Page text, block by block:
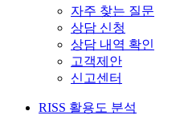
자주 찾는 질문
상담 신청
상담 내역 확인
고객제안
신고센터
RISS 활용도 분석